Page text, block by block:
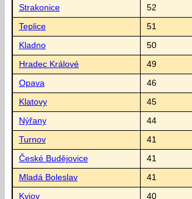
Strakonice 52
Teplice 51
Kladno 50
Hradec Králové 49
Opava 46
Klatovy 45
Nýřany 44
Turnov 41
České Budějovice 41
Mladá Boleslav 41
Kyjov 40